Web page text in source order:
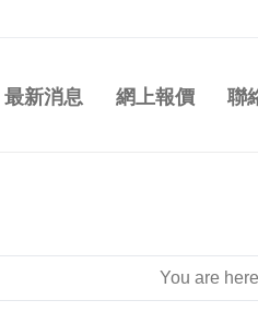
最新消息 網上報價 聯
You are